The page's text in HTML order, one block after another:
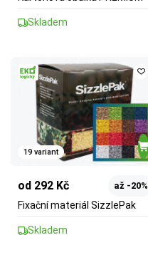
Skladem
19 variant
od 292 Kč až -20%
Fixační materiál SizzlePak
Skladem